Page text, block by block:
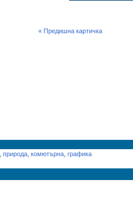
« Предишна картичка
природа комютърна графика